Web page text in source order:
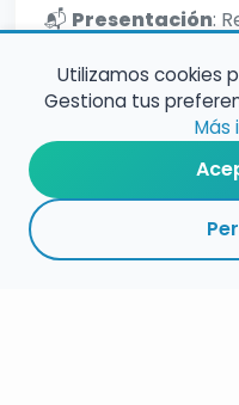
📬 Presentación:
RESUMEN PLAZOS
Utilizamos cookies
Gestiona tus
Más